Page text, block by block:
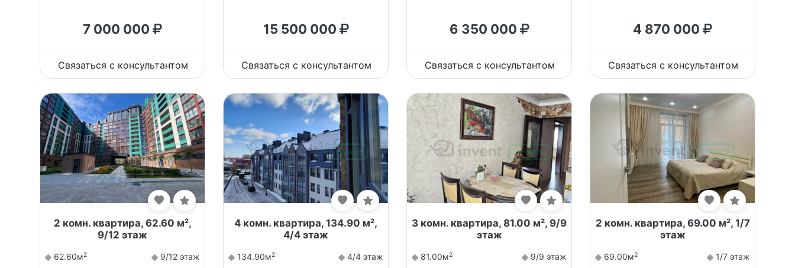
7 000 000
Связаться с консультантом
15 500 000
Связаться с консультантом
6 350 000
Связаться с консультантом
4 870 000
Связаться с консультантом
2 комн. квартира, 62.60 м²,
9/12 этаж
62.60м2
9/12 этаж
4 комн. квартира, 134.90 м²,
4/4 этаж
134.90м2
4/4 этаж
3 комн. квартира, 81.00 м², 9/9
этаж
81.00м2
9/9 этаж
2 комн. квартира, 69.00 м², 1/7
этаж
69.00м2
1/7 этаж